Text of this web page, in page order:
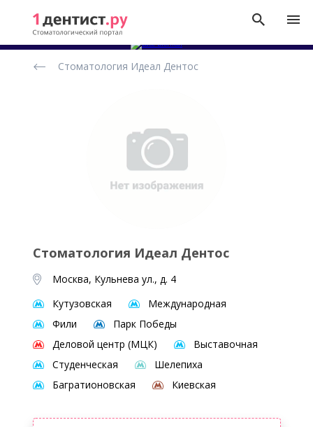
стоматологических
Стоматология Идеал Дентос
Стоматология Идеал Дентос
Москва, Кульнева ул., д. 4
Кутузовская
Международная
Фили
Парк Победы
Деловой центр (МЦК)
Выставочная
Студенческая
Шелепиха
Багратионовская
Киевская